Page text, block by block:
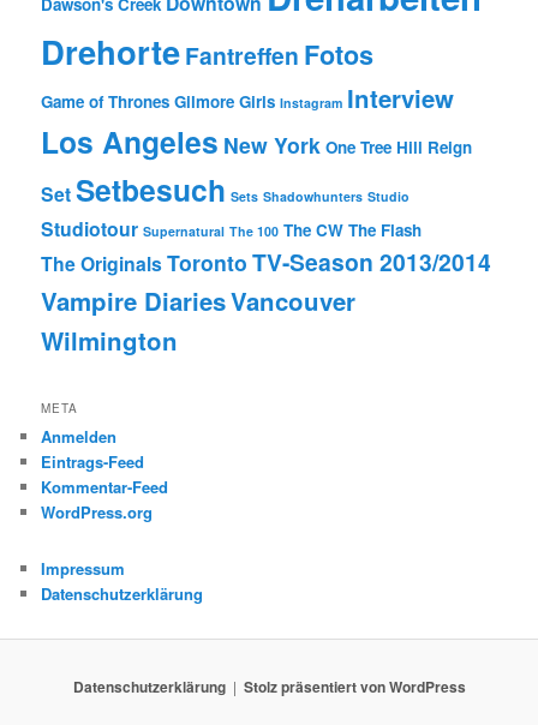
Dawson's Creek
DrehorteFantreffen Fotos
Game of Thrones Gilmore Girls Instagram Interview
Los Angeles New York One Tree Hill Reign
SetSetbesuch Sets Shadowhunters Studio
Studiotour Supernatural The 100 The CW The Flash
The OriginalsToronto TV-Season 2013/2014
Vampire DiariesVancouver
Wilmington
META
Anmelden
Eintrags-Feed
Kommentar-Feed
WordPress.org
Impressum
Datenschutzerklärung
Datenschutzerklärung Stolz präsentiert von WordPress